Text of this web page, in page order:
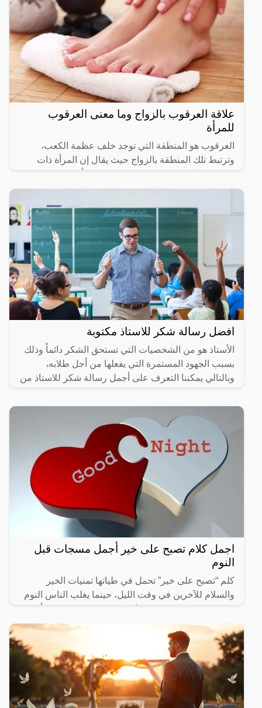
علاقة العرقوب بالزواج وما معنى العرقوب
للمرأة
العرقوب هو المنطقة التي توجد خلف عظمة الكعب،
وترتبط تلك المنطقة بالزواج حيث يقال إن المرأة ذات
متناسق
افضل رسالة شكر للاستاذ مكتوبة
الأستاذ هو من الشخصيات التي تستحق الشكر دائماً وذلك
بسبب الجهود المستمرة التي يفعلها من أجل طلابه،
وبالتالي يمكننا التعرف على أجمل رسالة شكر للاستاذ من
اجمل كلام تصبح على خير أجمل مسجات قبل
النوم
كلم “تصبح على خير” تحمل في طياتها تمنيات الخير
والسلام للآخرين في وقت الليل، حينما يغلب الناس النوم
يكون